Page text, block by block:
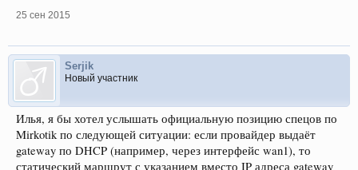
25 сен 2015
Serjik
Новый участник
Илья, я бы хотел услышать официальную позицию спецов по
Mirkotik по следующей ситуации: если провайдер выдаёт
gateway по DHCP (например, через интерфейс wan1), то
статический маршрут с указанием вместо IP адреса gateway